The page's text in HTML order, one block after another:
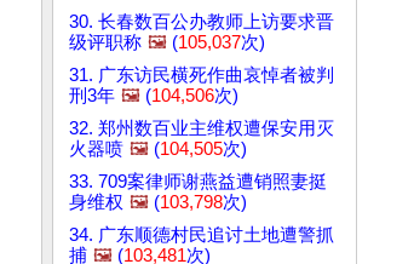
30. 长春数百公办教师上访要求晋
级评职称 🖼️ (105,037次)
31. 广东访民横死作曲哀悼者被判
刑3年 🖼️ (104,506次)
32. 郑州数百业主维权遭保安用灭
火器喷 🖼️ (104,505次)
33. 709案律师谢燕益遭销照妻挺
身维权 🖼️ (103,798次)
34. 广东顺德村民追讨土地遭警抓
捕 🖼️ (103,481次)